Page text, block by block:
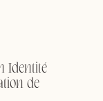
Identité
de